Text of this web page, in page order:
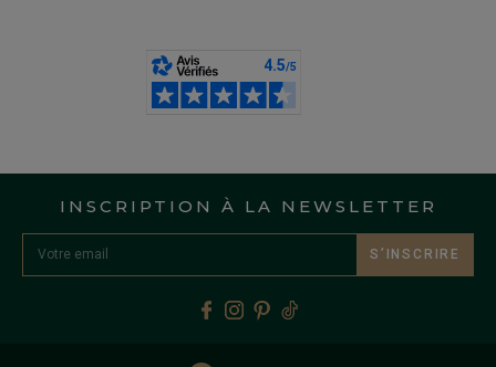
INSCRIPTION À LA NEWSLETTER
S’INSCRIRE